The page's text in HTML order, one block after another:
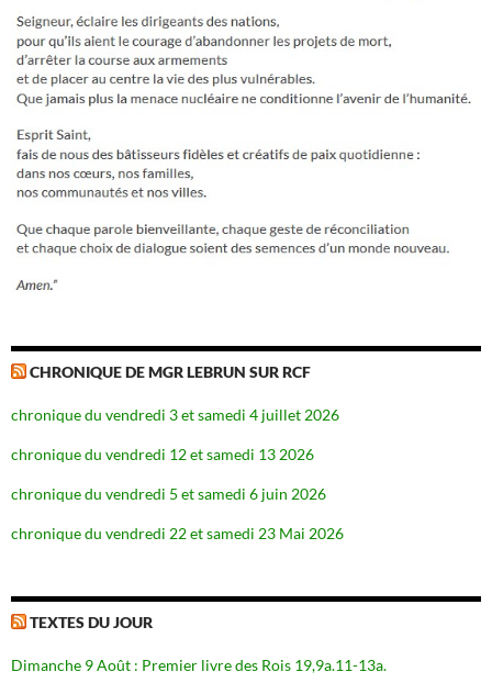
CHRONIQUE DE MGR LEBRUN SUR RCF
chronique du vendredi 3 et samedi 4 juillet 2026
chronique du vendredi 12 et samedi 13 2026
chronique du vendredi 5 et samedi 6 juin 2026
chronique du vendredi 22 et samedi 23 Mai 2026
TEXTES DU JOUR
Dimanche 9 Août : Premier livre des Rois 19,9a.11-13a.